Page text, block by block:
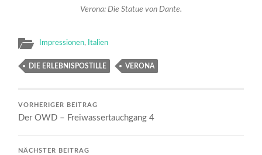
Verona: Die Statue von Dante.
Impressionen, Italien
DIE ERLEBNISPOSTILLE VERONA
VORHERIGER BEITRAG
Der OWD – Freiwassertauchgang 4
NÄCHSTER BEITRAG